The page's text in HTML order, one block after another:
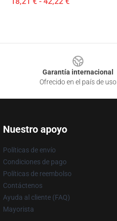
Garantía internacional
Ofrecido en el país de uso
Nuestro apoyo
Políticas de envío
Condiciones de pago
Políticas de reembolso
Contáctenos
Ayuda al cliente (FAQ)
Mayorista